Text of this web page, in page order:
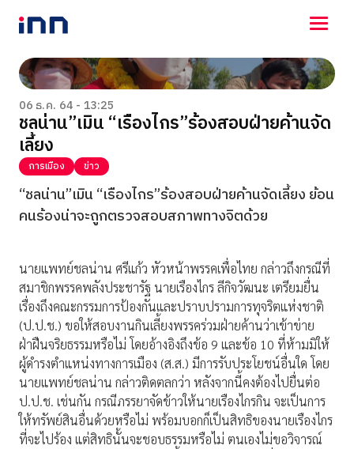
NEWS
ENTERTAINMENT
LIFESTYLE
HOROSCOPE
LOTTERY
VIDEO
ร่วมด้วยช่วยกัน
06 ธ.ค. 64 - 13:25
ชลน่าน”เมิน “เรืองไกร”ร้องสอบฝ่ายค้านจัด
เลี้ยง
การเมือง ข่าว
“ชลน่าน”เมิน “เรืองไกร”ร้องสอบฝ่ายค้านจัดเลี้ยง ย้อน
คนร้องน่าจะถูกตรวจสอบสภาพทางจิตด้วย
นายแพทย์ชลน่าน ศรีแก้ว หัวหน้าพรรคเพื่อไทย กล่าวถึงกรณีที่
สมาชิกพรรคพลังประชารัฐ นายเรืองไกร ลีกิจวัฒนะ เตรียมยื่น
เรื่องถึงคณะกรรมการป้องกันและปราบปรามการทุจริตแห่งชาติ
(ป.ป.ช.) ขอให้สอบงานกินเลี้ยงพรรคร่วมฝ่ายค้านว่าเข้าข่าย
ฝ่าฝืนจริยธรรมหรือไม่ โดยอ้างอิงถึงข้อ 9 และข้อ 10 ที่ห้ามมิให้
ผู้ดำรงตำแหน่งทางการเมือง (ส.ส.) มีการรับประโยชน์อื่นใด โดย
นายแพทย์ชลน่าน กล่าวติดตลกว่า หลังจากนี้คงต้องไปยื่นต่อ
ป.ป.ช. เช่นกัน กรณีภรรยาจัดข้าวให้นายเรืองไกรกิน จะเป็นการ
ให้ทรัพย์สินอื่นด้วยหรือไม่ พร้อมบอกก็เป็นสิทธิของนายเรืองไกร
ที่จะไปร้อง แต่สิทธินั้นจะชอบธรรมหรือไม่ ตนเองไม่ขอวิจารณ์